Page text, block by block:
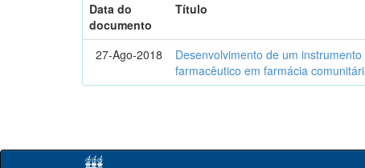
Data do
documento
Título
27-Ago-2018
Desenvolvimento de um
farmacêutico em farmácia